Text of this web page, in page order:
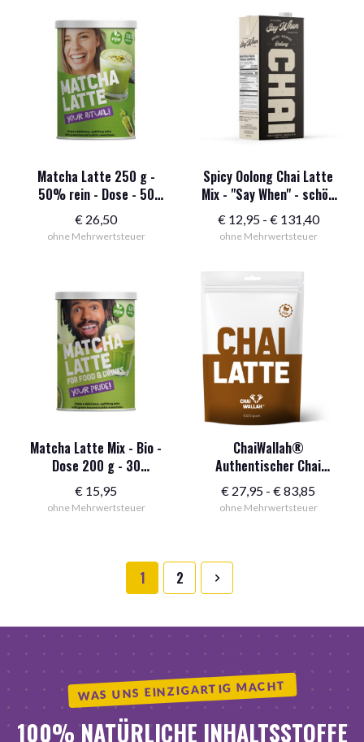
Matcha Latte 250 g -
50% rein - Dose - 50
Portionen
€ 26,50
ohne Mehrwertsteuer
Spicy Oolong Chai Latte
Mix - "Say When" - schön
würzig
€12,95 - €131,40
ohne Mehrwertsteuer
Matcha Latte Mix - Bio -
Dose 200 g - 30
Portionen
€ 15,95
ohne Mehrwertsteuer
ChaiWallah®
Authentischer Chai
Masala - Vegan - 1 kg
€ 27,95 - €83,85
27,95
ohne Mehrwertsteuer
1 2
WAS UNS EINZIGARTIG MACHT
100% NATÜRLICHE INHALTSSTOFFE